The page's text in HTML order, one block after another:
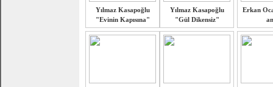
Yılmaz Kasapoğlu
"Evinin Kapısına"
Yılmaz Kasapoğlu
"Gül Dikensiz"
Erkan